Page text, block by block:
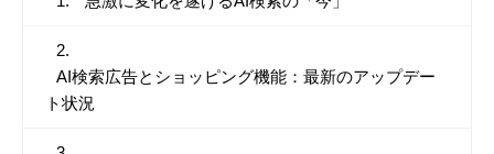
AI検索広告とショッピング機能：最新のアップデー
ト状況